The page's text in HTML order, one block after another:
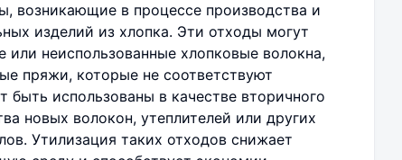
возникающие в процессе производства и
изделий из хлопка. Эти отходы могут
или неиспользованные хлопковые волокна,
пряжи, которые не соответствуют
быть использованы в качестве вторичного
новых волокон, утеплителей или других
Утилизация таких отходов снижает